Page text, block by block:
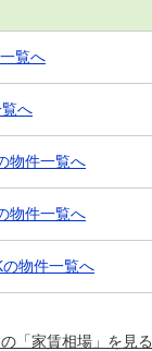
覧へ
へ
物件一覧へ
物件一覧へ
物件一覧へ
「家賃相場」を見る